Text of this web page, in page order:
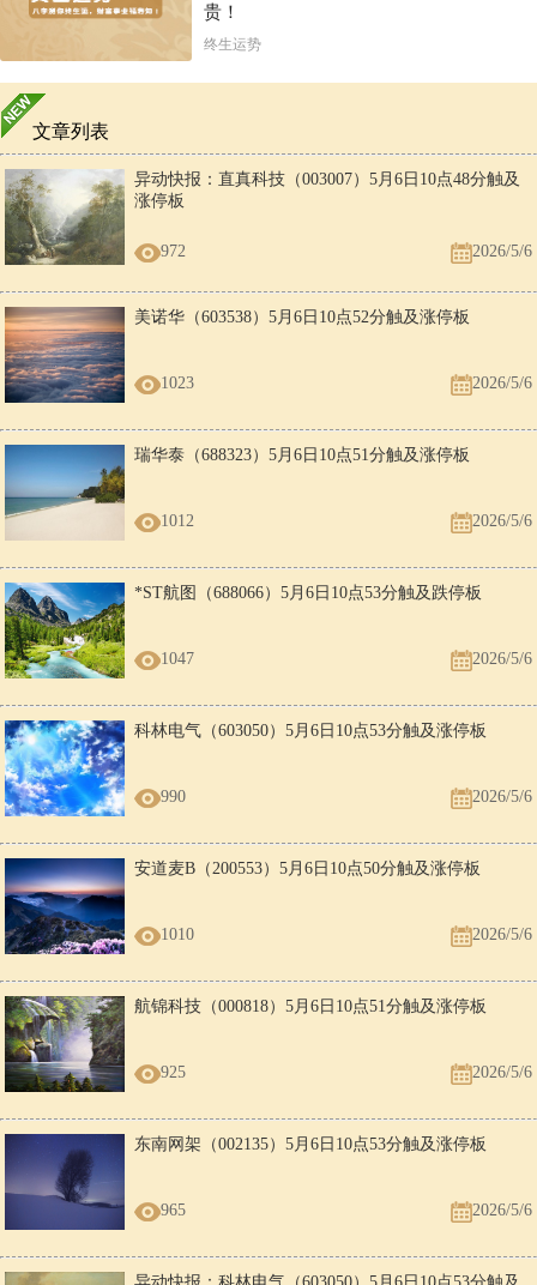
贵！
终生运势
文章列表
异动快报：直真科技（003007）5月6日10点48分触及
涨停板
972 2026/5/6
美诺华（603538）5月6日10点52分触及涨停板
1023 2026/5/6
瑞华泰（688323）5月6日10点51分触及涨停板
1012 2026/5/6
*ST航图（688066）5月6日10点53分触及跌停板
1047 2026/5/6
科林电气（603050）5月6日10点53分触及涨停板
990 2026/5/6
安道麦B（200553）5月6日10点50分触及涨停板
1010 2026/5/6
航锦科技（000818）5月6日10点51分触及涨停板
925 2026/5/6
东南网架（002135）5月6日10点53分触及涨停板
965 2026/5/6